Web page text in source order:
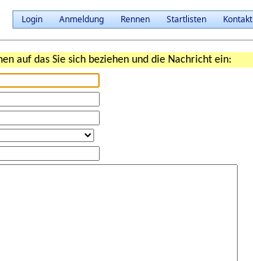
Login Anmeldung Rennen Startlisten Kontakt
auf das Sie sich beziehen und die Nachricht ein: